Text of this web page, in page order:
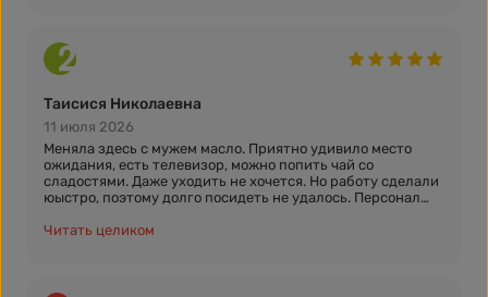
доволен услугами этой компании и буду рекомендовать
ее всем своим знакомым. Спасибо за отличный сервис!
Таисися Николаевна
11 июля 2026
Меняла здесь с мужем масло. Приятно удивило место
ожидания, есть телевизор, можно попить чай со
сладостями. Даже уходить не хочется. Но работу сделали
юыстро, поэтому долго посидеть не удалось. Персонал
Обязательно вернемся сюда еще!
Читать целиком